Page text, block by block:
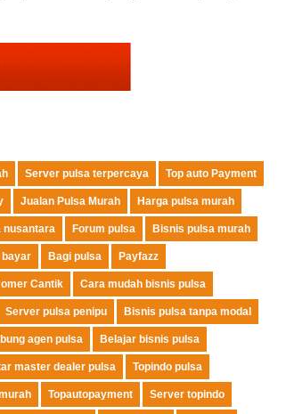
Server pulsa terpercaya Top auto Payment
Jualan Pulsa Murah Harga pulsa murah
nusantara Forum pulsa Bisnis pulsa murah
Bagi pulsa Payfazz
Cantik Cara mudah bisnis pulsa
Server pulsa penipu Bisnis pulsa tanpa modal
agen pulsa Belajar bisnis pulsa
master dealer pulsa Topindo pulsa
Topautopayment Server topindo